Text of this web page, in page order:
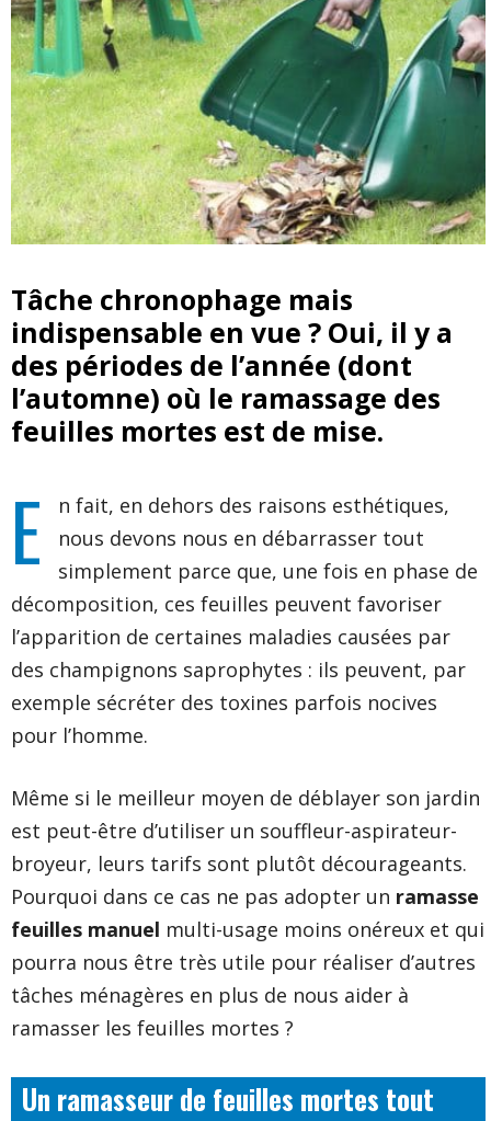
Tâche chronophage mais
indispensable en vue ? Oui, il y a
des périodes de l’année (dont
l’automne) où le ramassage des
feuilles mortes est de mise.
E
n fait, en dehors des raisons esthétiques,
nous devons nous en débarrasser tout
simplement parce que, une fois en phase de
décomposition, ces feuilles peuvent favoriser
l’apparition de certaines maladies causées par
des champignons saprophytes : ils peuvent, par
exemple sécréter des toxines parfois nocives
pour l’homme.
Même si le meilleur moyen de déblayer son jardin
est peut-être d’utiliser un souffleur-aspirateur-
broyeur, leurs tarifs sont plutôt décourageants.
Pourquoi dans ce cas ne pas adopter un ramasse
feuilles manuel multi-usage moins onéreux et qui
pourra nous être très utile pour réaliser d’autres
tâches ménagères en plus de nous aider à
ramasser les feuilles mortes ?
Un ramasseur de feuilles mortes tout